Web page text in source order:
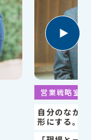
総務部総務
全ての社員
縁の下の力